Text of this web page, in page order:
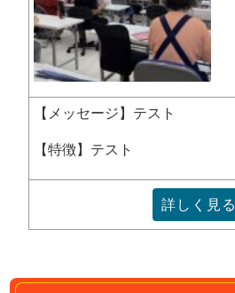
【メッセージ】テスト
【特徴】テスト
詳しく見る